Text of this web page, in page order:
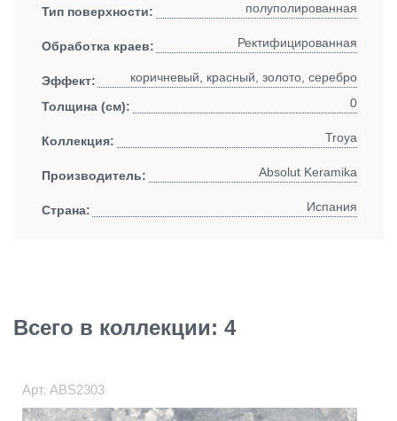
Тип поверхности: полуполированная
Обработка краев: Ректифицированная
Эффект: коричневый, красный, золото, серебро
Толщина (см): 0
Коллекция: Troya
Производитель: Absolut Keramika
Страна: Испания
Всего в коллекции: 4
Арт. ABS2303